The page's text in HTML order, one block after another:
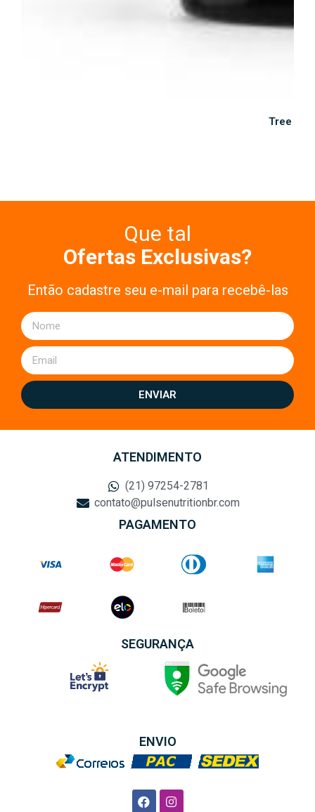
Tree
Que tal
Ofertas Exclusivas?
Então cadastre seu e-mail para recebê-las
ENVIAR
ATENDIMENTO
(21) 97254-2781
contato@pulsenutritionbr.com
PAGAMENTO
SEGURANÇA
ENVIO